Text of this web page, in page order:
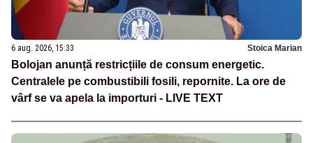
6 aug. 2026, 15:33 Stoica Marian
Bolojan anunță restricțiile de consum energetic.
Centralele pe combustibili fosili, repornite. La ore de
vârf se va apela la importuri - LIVE TEXT